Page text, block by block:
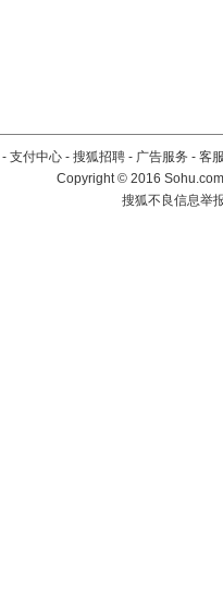
- 支付中心 - 搜狐招聘 - 广告服务 - 客
Copyright©2016
搜狐不良信息举